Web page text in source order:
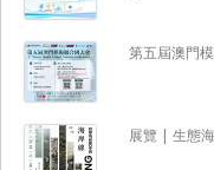
第五屆澳門
展覽 | 生態